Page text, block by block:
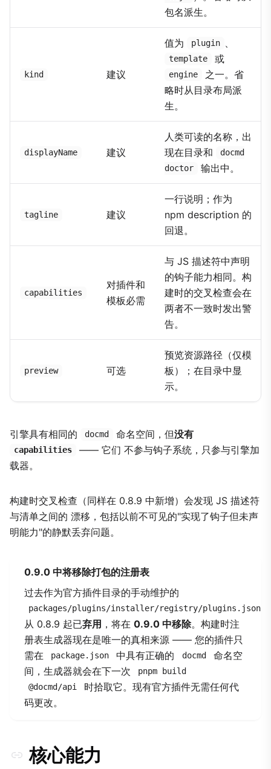
包名派生。
kind 建议
值为 plugin
template 或
engine
之一。省
略时从目录布局派
生。
displayName 建议
人类可读的名称，出
现在目录和
docmd
doctor
输出中。
tagline 建议
一行说明；作为
npm description 的
回退。
capabilities
对插件和
模板必需
与 JS 描述符中声明
的钩子能力相同。构
建时的交叉检查会在
两者不一致时发出警
告。
preview 可选
预览资源路径（仅模
板）；在目录中显
示。
引擎具有相同的 docmd 命名空间，但没有
capabilities
—— 它们 不参与钩子系统，只参与引擎加
载器。
构建时交叉检查（同样在 0.8.9 中新增）会发现 JS 描述符
与清单之间的 漂移，包括以前不可见的"实现了钩子但未声
明能力"的静默丢弃问题。
0.9.0 中将移除打包的注册表
过去作为官方插件目录的手动维护的
packages/plugins/installer/registry/plugins.json
从 0.8.9 起已弃用 ，将在 0.9.0 中移除。构建时注
册表生成器现在是唯一的真相来源 —— 您的插件只
需在
package.json 中具有正确的 docmd
命名空
间，生成器就会在下一次
pnpm build
@docmd/api
时拾取它。现有官方插件无需任何代
码更改。
核心能力